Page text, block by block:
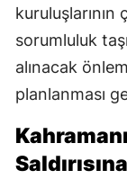
sorumluluk
alınacak
planlanması